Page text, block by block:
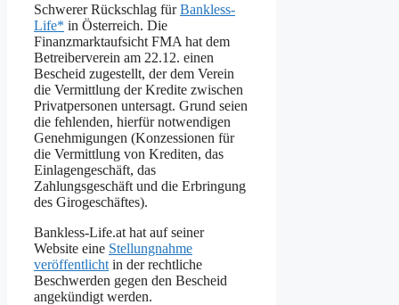
Schwerer Rückschlag fürBankless-
Life* in Österreich. Die
Finanzmarktaufsicht FMA hat dem
Betreiberverein am 22.12. einen
Bescheid zugestellt, der dem Verein
die Vermittlung der Kredite zwischen
Privatpersonen untersagt. Grund seien
die fehlenden, hierfür notwendigen
Genehmigungen (Konzessionen für
die Vermittlung von Krediten, das
Einlagengeschäft, das
Zahlungsgeschäft und die Erbringung
des Girogeschäftes).
Bankless-Life.at hat auf seiner
Website eine Stellungnahme
veröffentlicht in der rechtliche
Beschwerden gegen den Bescheid
angekündigt werden.